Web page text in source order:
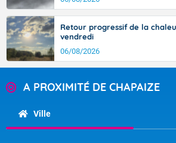
Retour progressif de la
vendredi
06/08/2026
A PROXIMITÉ DE CHAPAIZE
Ville